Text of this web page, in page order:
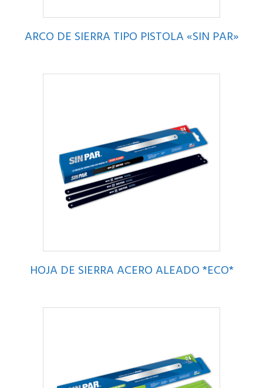
ARCO DE SIERRA TIPO PISTOLA «SIN PAR»
HOJA DE SIERRA ACERO ALEADO *ECO*